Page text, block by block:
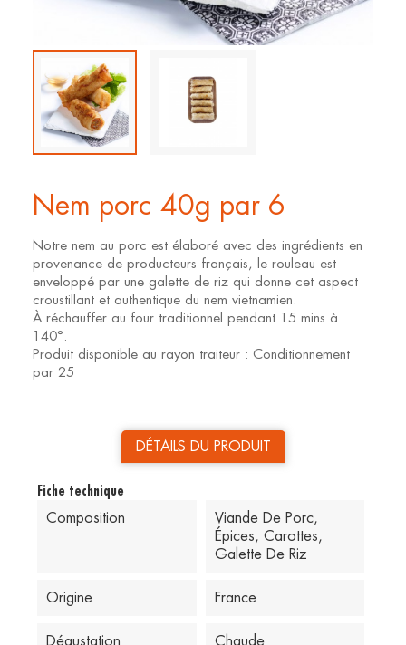
DÉTAILS DU PRODUIT
Fiche technique
Composition
Viande De Porc,
Épices, Carottes,
Galette De Riz
Origine France
Nem porc 40g par 6
Notre nem au porc est élaboré avec des ingrédients en
provenance de producteurs français, le rouleau est
enveloppé par une galette de riz qui donne cet aspect
croustillant et authentique du nem vietnamien.
À réchauffer au four traditionnel pendant 15 mins à
140°.
Produit disponible au rayon traiteur : Conditionnement
par 25